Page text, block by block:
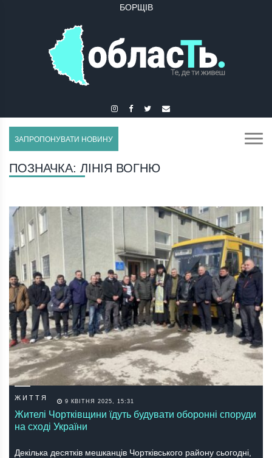
БОРЩІВ
ЗАПРОПОНУВАТИ НОВИНУ
ПОЗНАЧКА: ЛІНІЯ ВОГНЮ
ЖИТТЯ 9 КВІТНЯ 2025, 15:31
Жителі Чортківщини їдуть будувати оборонні споруди
на сході України
Декілька десятків мешканців Чортківського району сьогодні,